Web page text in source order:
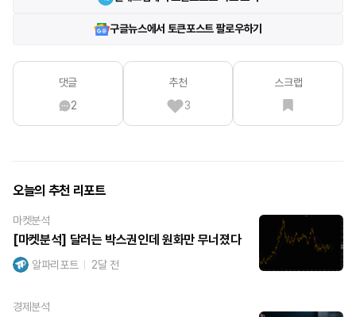
구글뉴스에서 토큰포스트 팔로우하기
댓글
2
추천
3
스크랩
오늘의 추천 리포트
마켓분석
[마켓분석] 달러는 박스권인데 원화만 무너졌다
알파리포트 2달 전
경제분석